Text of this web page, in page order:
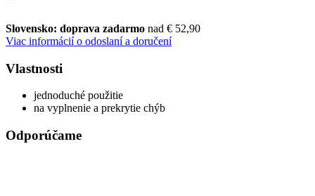
Slovensko: doprava zadarmo nad € 52,90
Viac informácií o odoslaní a doručení
Vlastnosti
jednoduché použitie
na vyplnenie a prekrytie chýb
Odporúčame